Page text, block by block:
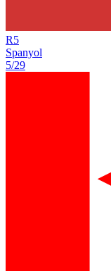
R5
Spanyol
5/29